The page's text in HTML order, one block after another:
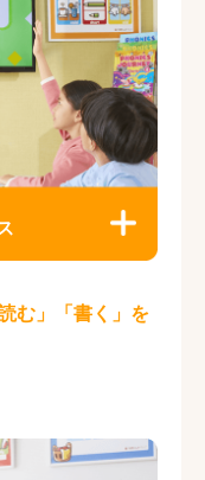
む」「書く」を